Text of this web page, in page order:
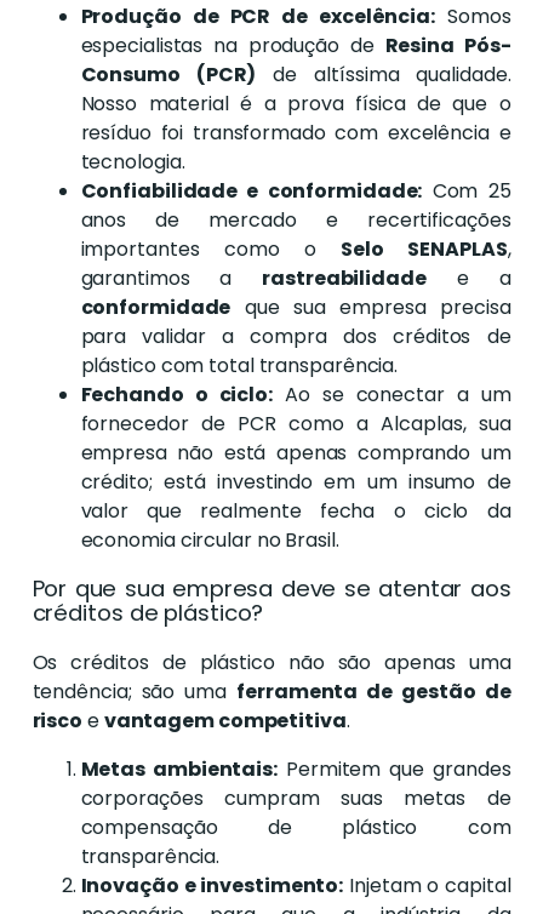
Produção de PCR de excelência:Somos
especialistas na produção de Resina Pós-
Consumo (PCR) de altíssima qualidade.
Nosso material é a prova física de que o
resíduo foi transformado com excelência e
tecnologia.
Confiabilidade e conformidade: Com 25
anos de mercado e recertificações
importantes como o Selo SENAPLAS,
garantimos a rastreabilidadee a
conformidade que sua empresa precisa
para validar a compra dos créditos de
plástico com total transparência.
Fechando o ciclo: Ao se conectar a um
fornecedor de PCR como a Alcaplas, sua
empresa não está apenas comprando um
crédito; está investindo em um insumo de
valor que realmente fecha o ciclo da
economia circular no Brasil.
Por que sua empresa deve se atentar aos
créditos de plástico?
Os créditos de plástico não são apenas uma
tendência; são uma ferramenta de gestão de
risco evantagem competitiva.
Metas ambientais: Permitem que grandes
corporações cumpram suas metas de
compensação de plástico com
transparência.
Inovação e investimento: Injetam o capital